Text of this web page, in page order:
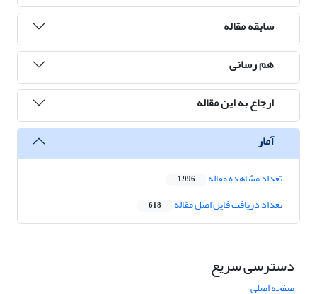
سابقه مقاله
هم رسانی
ارجاع به این مقاله
آمار
تعداد مشاهده مقاله 1,996
تعداد دریافت فایل اصل مقاله 618
دسترسی سریع
صفحه اصلی